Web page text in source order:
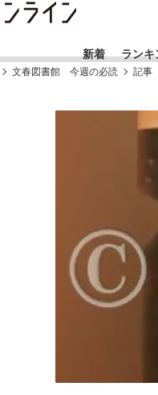
新着 ランキ
「90%は失敗する。でも…」
お
#藤
#
文春図書館 今週の必読 記事